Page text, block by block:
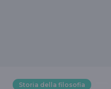
Storia della filosofia